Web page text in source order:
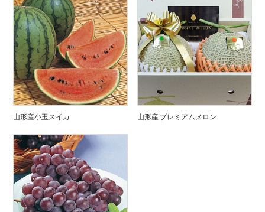
山形産小玉スイカ 山形産 プレミアムメロン